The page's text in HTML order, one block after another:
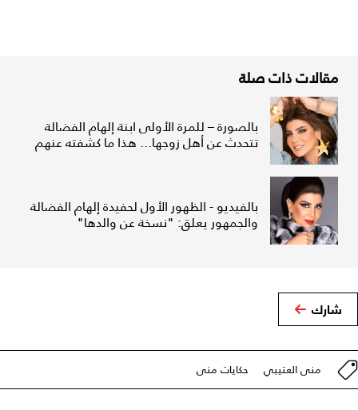
مقالات ذات صلة
بالصورة – للمرة الأولى ابنة إلهام الفضالة
تتحدث عن أهل زوجها... هذا ما كشفته عنهم
بالفيديو - الظهور الأول لحفيدة إلهام الفضالة
والجمهور يعلق: "نسخة عن والدها"
شارك
منى العتيبي حكايات منى